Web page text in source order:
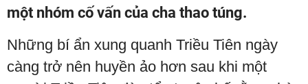
một nhóm cố vấn của cha thao túng.
Những bí ẩn xung quanh Triều Tiên ngày
càng trở nên huyền ảo hơn sau khi một